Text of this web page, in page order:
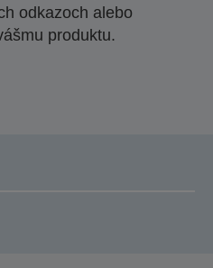
odkazoch alebo
produktu.